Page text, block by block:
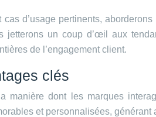
d’usage pertinents,
un coup d’œil aux
de l’engagement client.
clés
dont les marques
et personnalisées,